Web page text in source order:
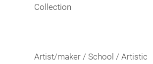
Collection
Artist/maker / School / Artistic